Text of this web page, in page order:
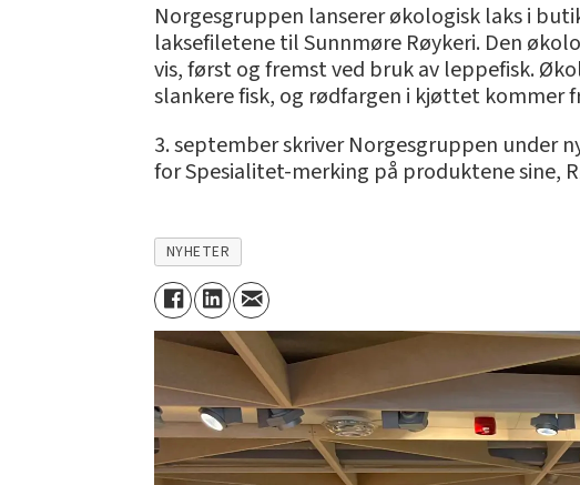
Norgesgruppen lanserer økologisk laks i
laksefiletene til Sunnmøre Røykeri. Den
vis, først og fremst ved bruk av leppefisk.
slankere fisk, og rødfargen i kjøttet kommer
3. september skriver Norgesgruppen under
for Spesialitet-merking på produktene sine,
NYHETER